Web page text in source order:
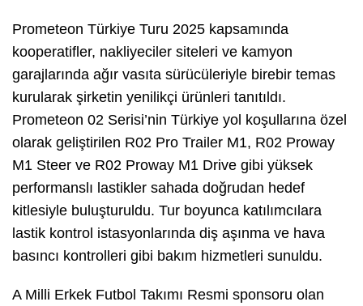
Prometeon Türkiye Turu 2025 kapsamında
kooperatifler, nakliyeciler siteleri ve kamyon
garajlarında ağır vasıta sürücüleriyle birebir temas
kurularak şirketin yenilikçi ürünleri tanıtıldı.
Prometeon 02 Serisi’nin Türkiye yol koşullarına özel
olarak geliştirilen R02 Pro Trailer M1, R02 Proway
M1 Steer ve R02 Proway M1 Drive gibi yüksek
performanslı lastikler sahada doğrudan hedef
kitlesiyle buluşturuldu. Tur boyunca katılımcılara
lastik kontrol istasyonlarında diş aşınma ve hava
basıncı kontrolleri gibi bakım hizmetleri sunuldu.
A Milli Erkek Futbol Takımı Resmi sponsoru olan